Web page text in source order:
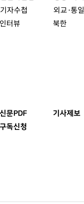
기자수첩
인터뷰
외교·통일
북한
신문PDF
구독신청
기사제보